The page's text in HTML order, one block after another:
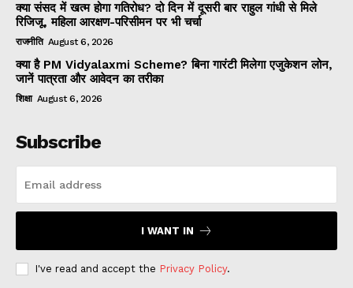
क्या संसद में खत्म होगा गतिरोध? दो दिन में दूसरी बार राहुल गांधी से मिले
रिजिजू, महिला आरक्षण-परिसीमन पर भी चर्चा
राजनीति August 6, 2026
क्या है PM Vidyalaxmi Scheme? बिना गारंटी मिलेगा एजुकेशन लोन,
जानें पात्रता और आवेदन का तरीका
शिक्षा August 6, 2026
Subscribe
I WANT IN
I've read and accept the Privacy Policy.